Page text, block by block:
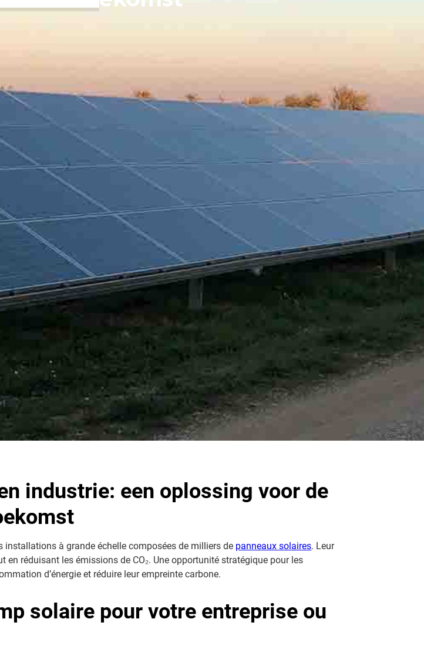
industrie: een oplossing voor de
installations à grande échelle composées de milliers de panneaux solaires. Leur
en réduisant les émissions de CO₂. Une opportunité stratégique pour les
d’énergie et réduire leur empreinte carbone.
solaire pour votre entreprise ou